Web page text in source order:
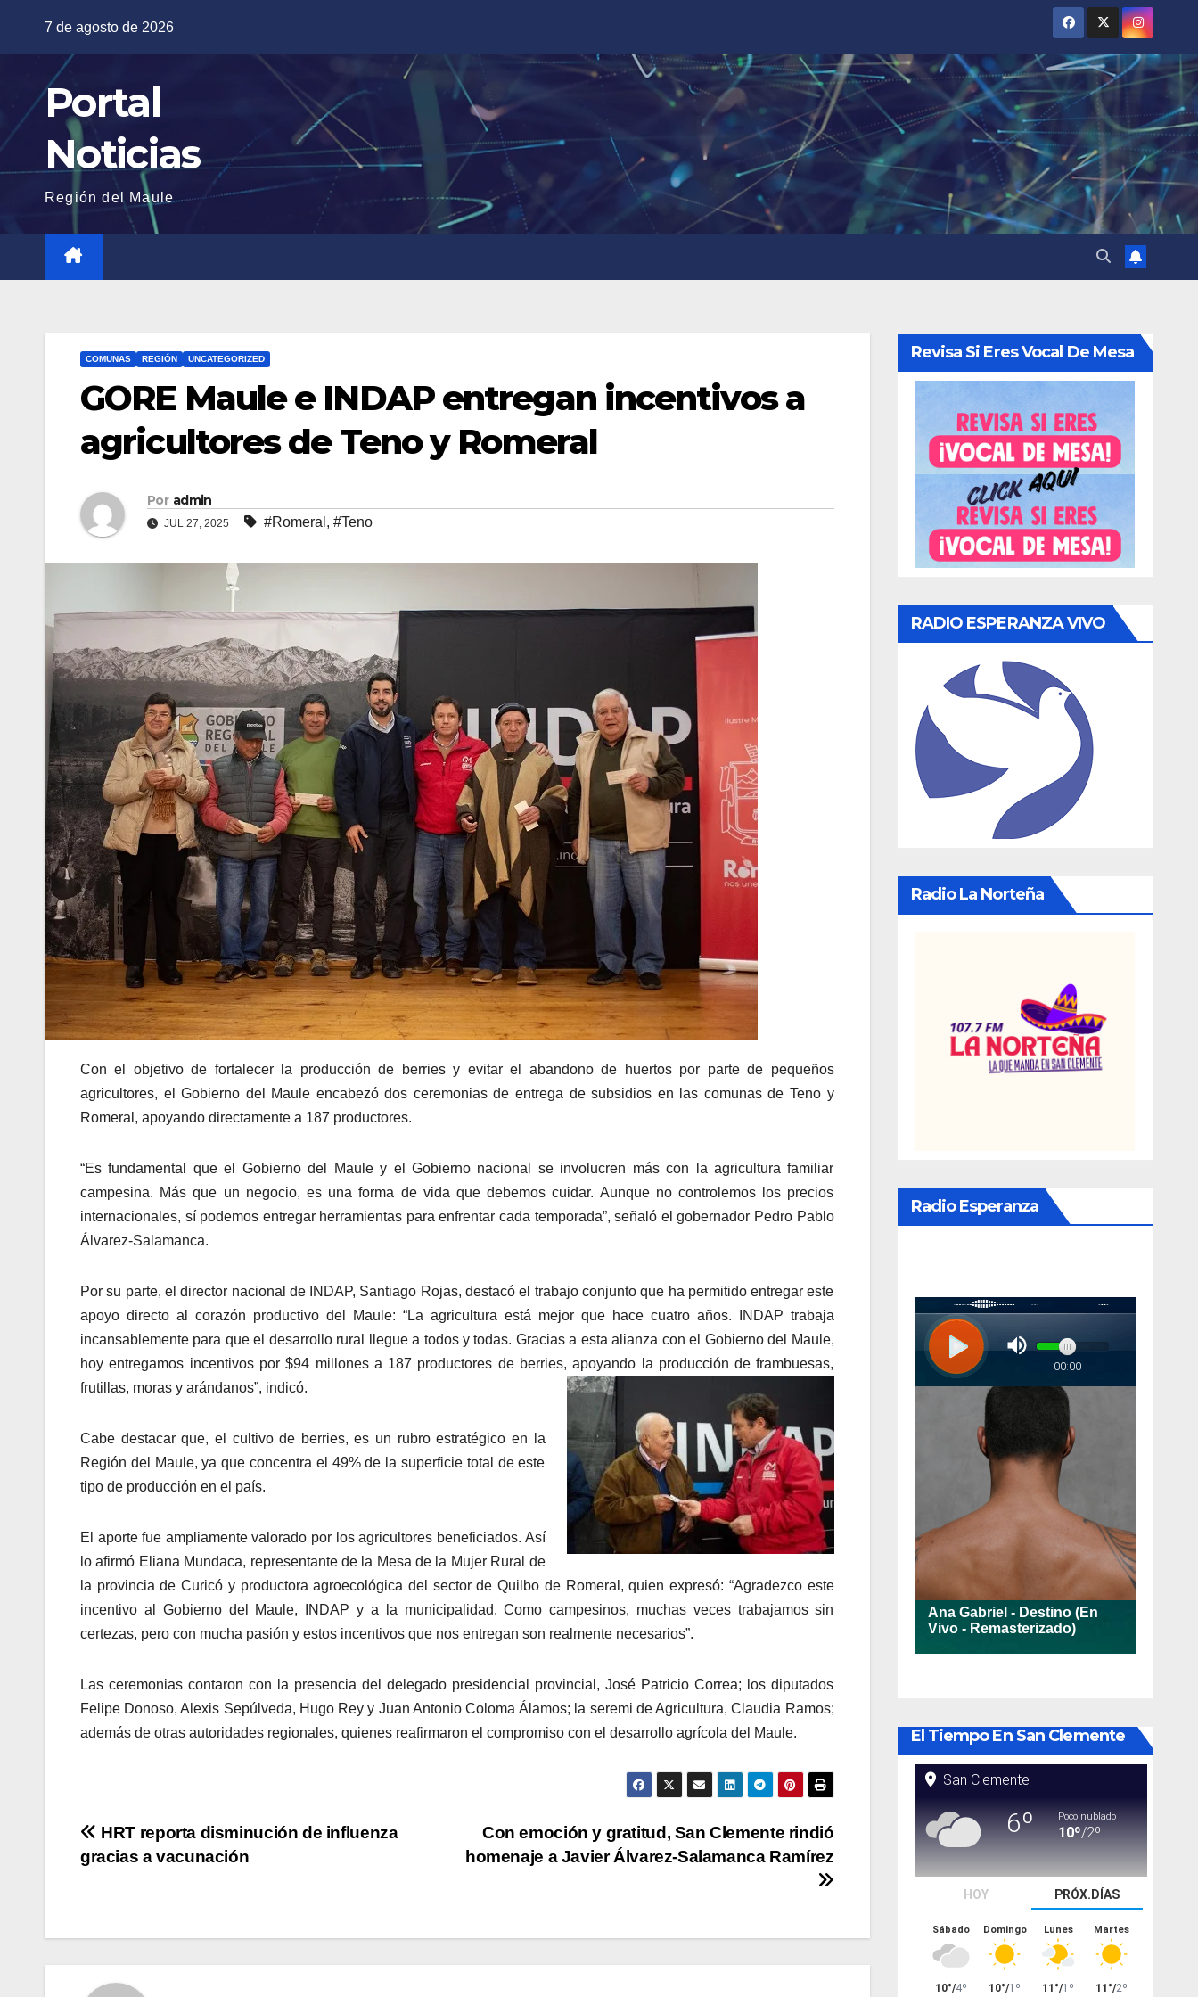
contenido
7 de agosto de 2026
Portal
Noticias
Región del Maule
COMUNAS REGIÓN UNCATEGORIZED
GORE Maule e INDAP entregan incentivos a
agricultores de Teno y Romeral
Por admin
JUL 27, 2025 #Romeral , #Teno
Con el objetivo de fortalecer la producción de berries y evitar el abandono de huertos por parte de pequeños
agricultores, el Gobierno del Maule encabezó dos ceremonias de entrega de subsidios en las comunas de Teno y
Romeral, apoyando directamente a 187 productores.
“Es fundamental que el Gobierno del Maule y el Gobierno nacional se involucren más con la agricultura familiar
campesina. Más que un negocio, es una forma de vida que debemos cuidar. Aunque no controlemos los precios
internacionales, sí podemos entregar herramientas para enfrentar cada temporada”, señaló el gobernador Pedro Pablo
Álvarez-Salamanca.
Por su parte, el director nacional de INDAP, Santiago Rojas, destacó el trabajo conjunto que ha permitido entregar este
apoyo directo al corazón productivo del Maule: “La agricultura está mejor que hace cuatro años. INDAP trabaja
incansablemente para que el desarrollo rural llegue a todos y todas. Gracias a esta alianza con el Gobierno del Maule,
hoy entregamos incentivos por $94 millones a 187 productores de berries, apoyando la producción de frambuesas,
frutillas, moras y arándanos”, indicó.
Cabe destacar que, el cultivo de berries, es un rubro estratégico en la
Región del Maule, ya que concentra el 49% de la superficie total de este
tipo de producción en el país.
El aporte fue ampliamente valorado por los agricultores beneficiados. Así
lo afirmó Eliana Mundaca, representante de la Mesa de la Mujer Rural de
la provincia de Curicó y productora agroecológica del sector de Quilbo de Romeral, quien expresó: “Agradezco este
incentivo al Gobierno del Maule, INDAP y a la municipalidad. Como campesinos, muchas veces trabajamos sin
certezas, pero con mucha pasión y estos incentivos que nos entregan son realmente necesarios”.
Las ceremonias contaron con la presencia del delegado presidencial provincial, José Patricio Correa; los diputados
Felipe Donoso, Alexis Sepúlveda, Hugo Rey y Juan Antonio Coloma Álamos; la seremi de Agricultura, Claudia Ramos;
además de otras autoridades regionales, quienes reafirmaron el compromiso con el desarrollo agrícola del Maule.
Navegación
de
Con emoción y gratitud, San Clemente rindió
homenaje a Javier Álvarez-Salamanca Ramírez
HRT reporta disminución de influenza
gracias a vacunación
Revisa Si Eres Vocal De Mesa
RADIO ESPERANZA VIVO
Radio La Norteña
Radio Esperanza
El Tiempo En San Clemente